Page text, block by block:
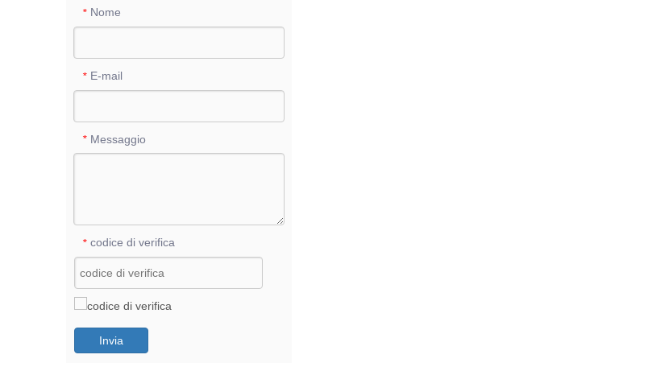
* Nome
* E-mail
* Messaggio
* codice di verifica
Invia